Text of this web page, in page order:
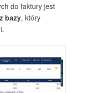
do faktury jest
bazy, który